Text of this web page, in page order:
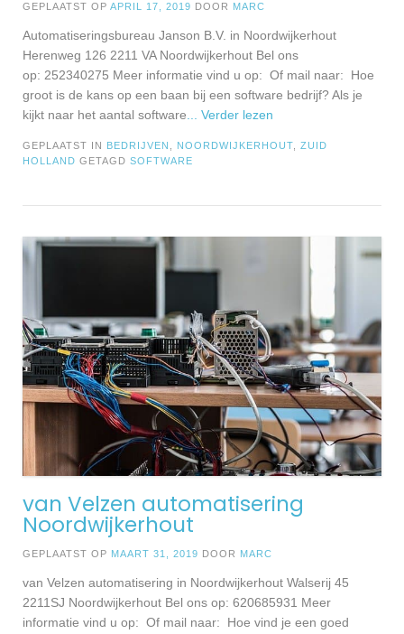
GEPLAATST OP APRIL 17, 2019 DOOR MARC
Automatiseringsbureau Janson B.V. in Noordwijkerhout
Herenweg 126 2211 VA Noordwijkerhout Bel ons
op: 252340275 Meer informatie vind u op: Of mail naar: Hoe
groot is de kans op een baan bij een software bedrijf? Als je
kijkt naar het aantal software ... Verder lezen
GEPLAATST IN BEDRIJVEN NOORDWIJKERHOUT
ZUID
HOLLAND GETAGD SOFTWARE
van Velzen automatisering
Noordwijkerhout
GEPLAATST OP MAART 31, 2019 DOOR MARC
van Velzen automatisering in Noordwijkerhout Walserij 45
2211SJ Noordwijkerhout Bel ons op: 620685931 Meer
informatie vind u op: Of mail naar: Hoe vind je een goed